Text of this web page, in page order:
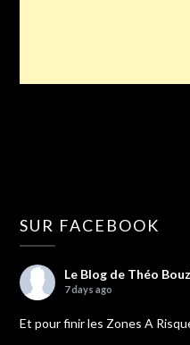
SUR FACEBOOK
Le Blog de Théo
7 days ago
Et pour finir les Zones A